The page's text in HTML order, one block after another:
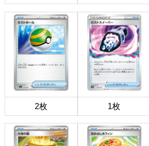
2枚 1枚